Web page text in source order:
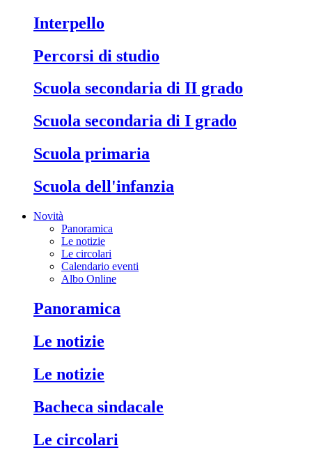
Interpello
Percorsi di studio
Scuola secondaria di II grado
Scuola secondaria di I grado
Scuola primaria
Scuola dell'infanzia
Novità
Panoramica
Le notizie
Le circolari
Calendario eventi
Albo Online
Panoramica
Le notizie
Le notizie
Bacheca sindacale
Le circolari